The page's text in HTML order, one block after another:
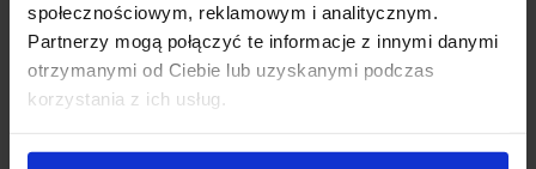
społecznościowym, reklamowym i analitycznym.
Partnerzy mogą połączyć te informacje z innymi danymi
otrzymanymi od Ciebie lub uzyskanymi podczas
korzystania z ich usług.
zasięgu międzynarodowym.” – dodał.
Anna Krześniak, Starszy Konsultant w Dziale
Reprezentacji Najemcy, JLL